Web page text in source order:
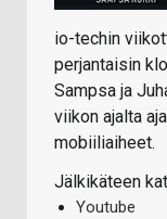
io-techin
perjantaisin
Sampsa ja
viikon ajalta
mobiiliaiheet.
Jälkikäteen
Youtube